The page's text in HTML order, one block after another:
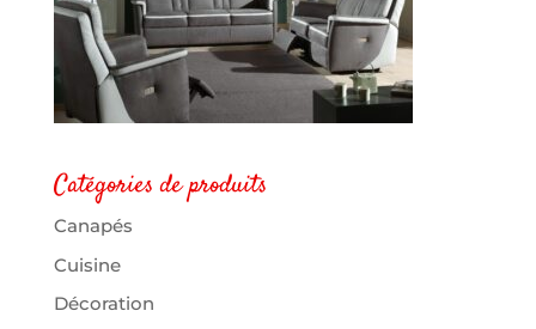
Catégories de produits
Canapés
Cuisine
Décoration